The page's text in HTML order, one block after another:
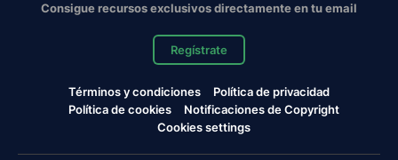
Consigue recursos exclusivos directamente en tu email
Regístrate
Términos y condiciones
Política de privacidad
Política de cookies
Notificaciones de Copyright
Cookies settings